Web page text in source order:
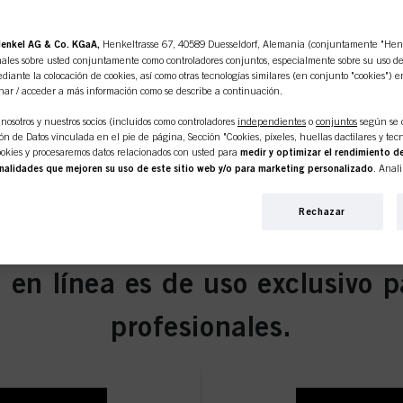
Natural Intenso 60 ml
Ceniza 60 ml
línea es de uso exclusivo
profesionales.
AG & Co. KGaA, Henkeltrasse 67, 40589 Duesseldorf, Alemania (conjuntamente
sobre usted conjuntamente como controladores conjuntos, especialmente sobre su uso
la colocación de cookies, así como otras tecnologías similares (en conjunto "cookies")
/ acceder a más información como se describe a continuación.
y nuestros socios (incluidos como controladores independientes o conjuntos según se
de Datos vinculada en el pie de página, Sección "Cookies, píxeles, huellas dactilares y
y procesaremos datos relacionados con usted para medir y optimizar el rendimiento
que mejoren su uso de este sitio web y/o para marketing personalizado .
sobre usted que podrán enriquecerse con datos obtenidos de terceros y otros sitios
sobre el tratamiento de sus datos en nuestra Declaración de Protección de Datos
las cookies en nuestro sitio web en "Configuración de cookies" vinculado en el pie
a las cookies utilizadas en este sitio web, especialmente su período de
Rechazar